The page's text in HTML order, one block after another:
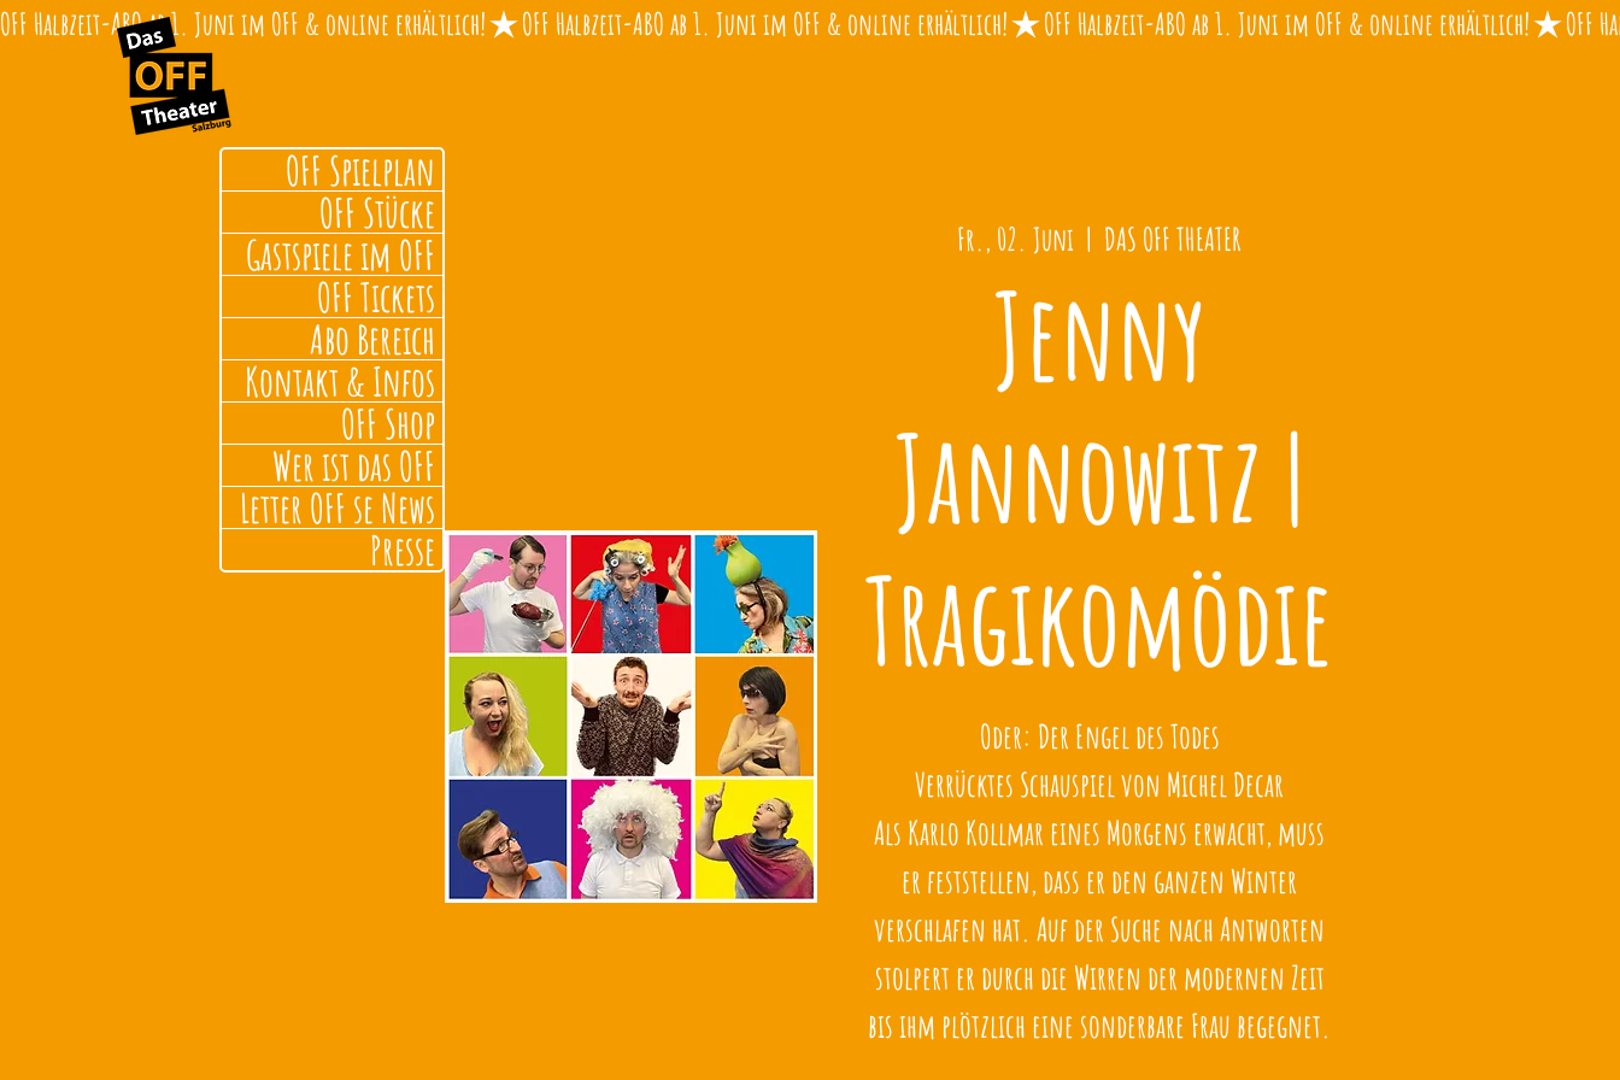
OFF Halbzeit-ABO ab 1. Juni im OFF & online erhältlich!
Fr., 02. Juni
  |
DAS OFF THEATER
Jenny
Jannowitz |
Tragikomödie
Oder: Der Engel des Todes
Verrücktes Schauspiel von Michel Decar
Als Karlo Kollmar eines Morgens erwacht, muss
er feststellen, dass er den ganzen Winter
verschlafen hat. Auf der Suche nach Antworten
stolpert er durch die Wirren der modernen Zeit
bis ihm plötzlich eine sonderbare Frau begegnet.
OFF Spielplan
OFF Stücke
Gastspiele im OFF
OFF Tickets
Abo Bereich
Kontakt & Infos
OFF Shop
Wer ist das OFF
Letter OFF se News
Presse